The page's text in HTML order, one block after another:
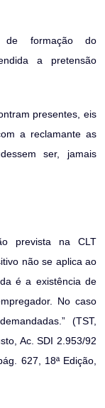
de formação do
a pretensão
presentes, eis
a reclamante as
ser, jamais
prevista na CLT
não se aplica ao
é a existência de
No caso
(TST,
Ac. SDI 2.953/92
627, 18ª Edição,